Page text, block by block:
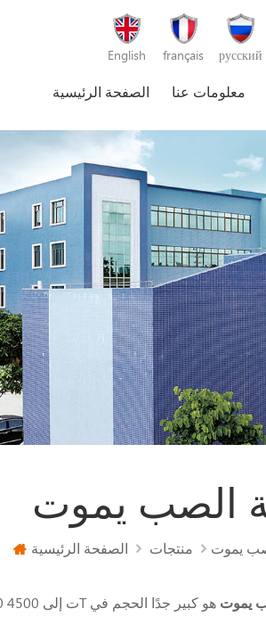
English français русский
الصفحة الرئيسية معلومات عنا
الصب يموت
الصفحة الرئيسية منتجات يموت
3000 ت إلى 4500T يموت